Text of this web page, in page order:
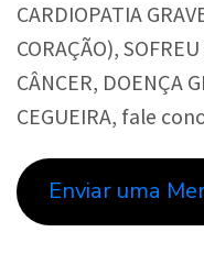
CARDIOPATIA
CORAÇÃO),
CÂNCER, DOENÇA
CEGUEIRA, fale
Enviar uma